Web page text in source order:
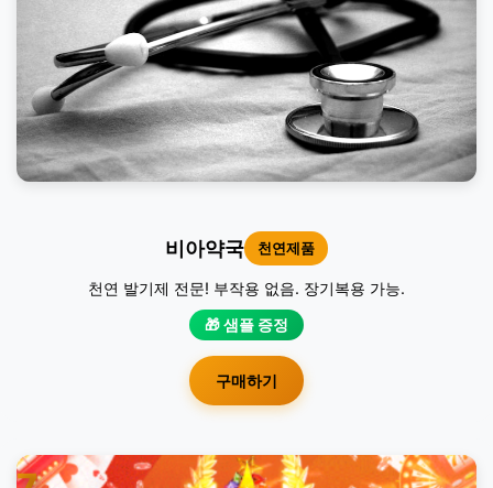
비아약국 천연제품
천연 발기제 전문! 부작용 없음. 장기복용 가능.
🎁 샘플 증정
구매하기